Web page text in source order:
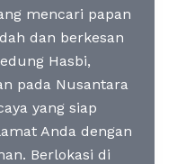
mencari papan
dan berkesan
Hasbi,
pada Nusantara
yang siap
Anda dengan
Berlokasi di